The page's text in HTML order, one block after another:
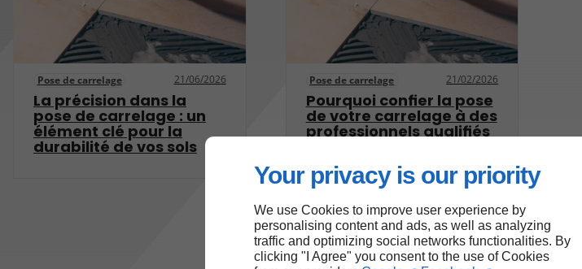
Your privacy is our priority
We use Cookies to improve user experience by
personalising content and ads, as well as analyzing
traffic and optimizing social networks functionalities. By
clicking "I Agree" you consent to the use of Cookies
Pose de carrelage 21/06/2026
La précision dans la
pose de carrelage : un
élément clé pour la
durabilité de vos sols
Pose de carrelage 21/02/2026
Pourquoi confier la pose
de votre carrelage à des
professionnels qualifiés